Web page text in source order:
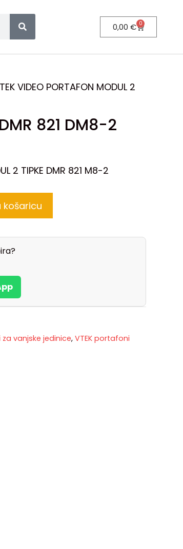
0,00€ 0
VIDEO PORTAFON MODUL 2
821 DM8-2
2 TIPKE DMR 821 M8-2
košaricu
za vanjske jedinice, VTEK portafoni